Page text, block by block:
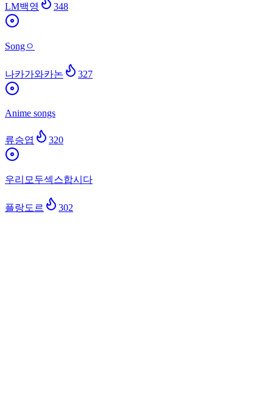
LM백영 348
Songㅇ
나카가와카논 327
Anime songs
류승엽 320
우리모두섹스합시다
플랑도르 302